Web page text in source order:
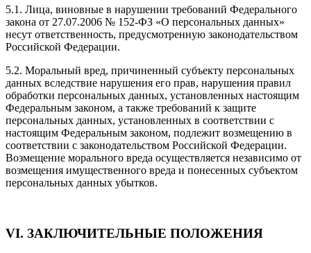
5.1. Лица, виновные в нарушении требований Федерального
закона от 27.07.2006 № 152-ФЗ «О персональных данных»
несут ответственность, предусмотренную законодательством
Российской Федерации.
5.2. Моральный вред, причиненный субъекту персональных
данных вследствие нарушения его прав, нарушения правил
обработки персональных данных, установленных настоящим
Федеральным законом, а также требований к защите
персональных данных, установленных в соответствии с
настоящим Федеральным законом, подлежит возмещению в
соответствии с законодательством Российской Федерации.
Возмещение морального вреда осуществляется независимо от
возмещения имущественного вреда и понесенных субъектом
персональных данных убытков.
VI. ЗАКЛЮЧИТЕЛЬНЫЕ ПОЛОЖЕНИЯ